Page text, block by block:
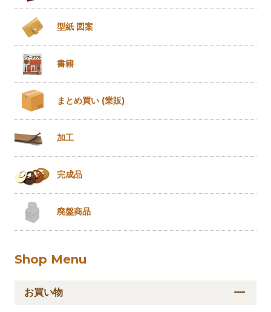
型紙 図案
書籍
まとめ買い (業販)
加工
完成品
廃盤商品
Shop Menu
お買い物